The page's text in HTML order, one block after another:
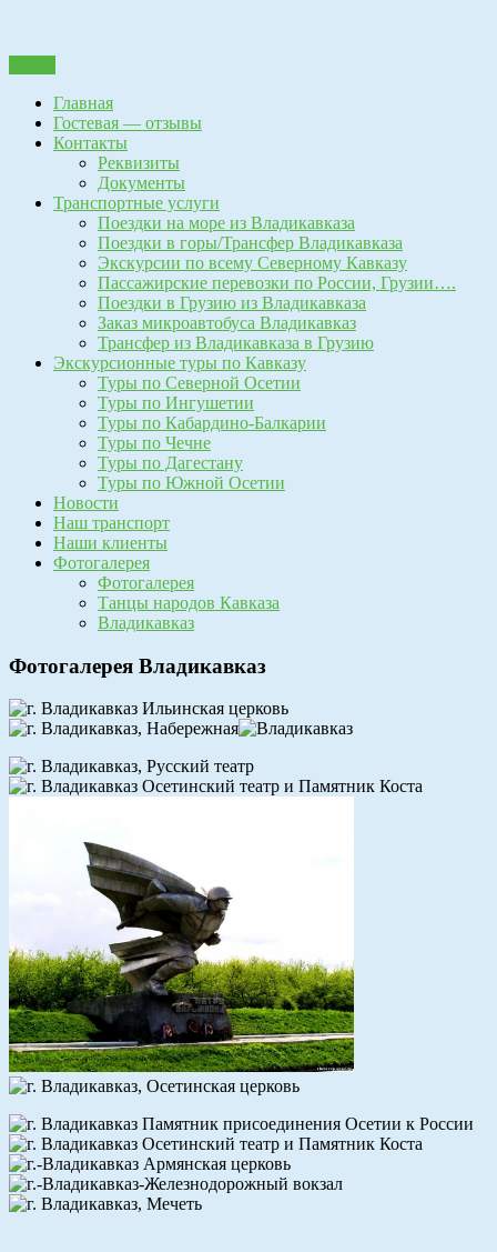
Трансферная компания
"Автоколесница"
владикавказ-тбилиси, владикавказ-анапа, владикавказ-батуми,
владикавказ-кобулети, владикавказ-геленджик, владикавказ-
сочи,владикавказ-адлер, поездки в тбилиси, экскурсии по
кавказу, поездки в гудаури, поездки в цей, перевозки детей
владикавказ, поездки по заказу, заказ микроавтобуса,
сопровождение по грузии, туризм, заброска и выброска, такси
Главная
Гостевая — отзывы
Контакты
Реквизиты
Документы
Транспортные услуги
Поездки на море из Владикавказа
Поездки в горы/Трансфер Владикавказа
Экскурсии по всему Северному Кавказу
Пассажирские перевозки по России, Грузии….
Поездки в Грузию из Владикавказа
Заказ микроавтобуса Владикавказ
Трансфер из Владикавказа в Грузию
Экскурсионные туры по Кавказу
Туры по Северной Осетии
Туры по Ингушетии
Туры по Кабардино-Балкарии
Туры по Чечне
Туры по Дагестану
Туры по Южной Осетии
Новости
Наш транспорт
Наши клиенты
Фотогалерея
Фотогалерея
Танцы народов Кавказа
Владикавказ
Фотогалерея Владикавказ